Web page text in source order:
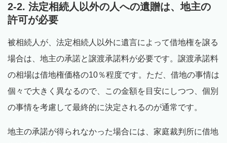
2-2. 法定相続人以外の人への遺贈は、地主の
許可が必要
被相続人が、法定相続人以外に遺言によって借地権を譲る
場合は、地主の承諾と譲渡承諾料が必要です。譲渡承諾料
の相場は借地権価格の10％程度です。ただ、借地の事情は
個々で大きく異なるので、この金額を目安にしつつ、個別
の事情を考慮して最終的に決定されるのが通常です。
地主の承諾が得られなかった場合には、家庭裁判所に借地